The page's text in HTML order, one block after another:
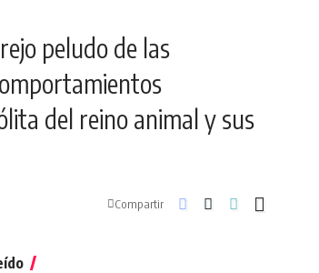
peludo de las
del reino animal y sus
Compartir